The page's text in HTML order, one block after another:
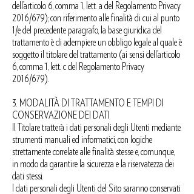
dell’articolo 6, comma 1, lett. a del Regolamento Privacy
2016/679); con riferimento alle finalità di cui al punto
1/e del precedente paragrafo, la base giuridica del
trattamento è di adempiere un obbligo legale al quale è
soggetto il titolare del trattamento (ai sensi dell’articolo
6, comma 1, lett. c del Regolamento Privacy
2016/679).
3. MODALITÀ DI TRATTAMENTO E TEMPI DI
CONSERVAZIONE DEI DATI
Il Titolare tratterà i dati personali degli Utenti mediante
strumenti manuali ed informatici, con logiche
strettamente correlate alle finalità stesse e, comunque,
in modo da garantire la sicurezza e la riservatezza dei
dati stessi.
I dati personali degli Utenti del Sito saranno conservati